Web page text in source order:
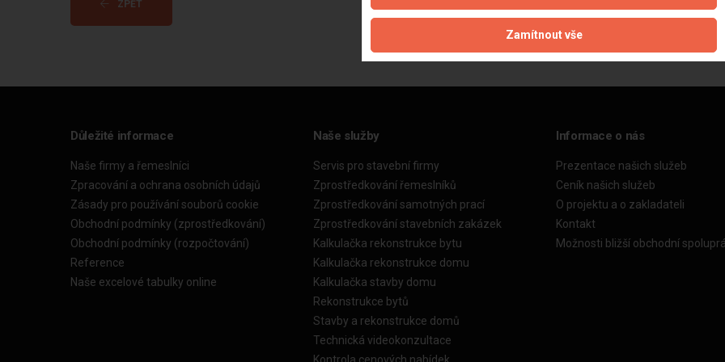
ZPĚT
Důležité informace
Naše firmy a řemeslníci
Zpracování a ochrana osobních údajů
Zásady pro používání souborů cookie
Obchodní podmínky (zprostředkování)
Obchodní podmínky (rozpočtování)
Reference
Naše excelové tabulky online
Naše služby
Servis pro stavební firmy
Zprostředkování řemeslníků
Zprostředkování samotných prací
Zprostředkování stavebních zakázek
Kalkulačka rekonstrukce bytu
Kalkulačka rekonstrukce domu
Kalkulačka stavby domu
Rekonstrukce bytů
Stavby a rekonstrukce domů
Technická videokonzultace
Kontrola cenových nabídek
Informace o nás
Prezentace našich služeb
Ceník našich služeb
O projektu a o zakladateli
Kontakt
Možnosti bližší obchodní
Zamítnout vše